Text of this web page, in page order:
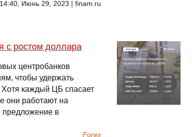
14:40, Июнь 29, 2023 | finam.ru
с ростом доллара
центробанков
чтобы удержать
каждый ЦБ спасает
они работают на
предложение в
Forex